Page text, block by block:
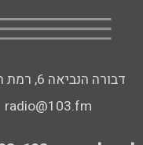
דבורה הנביאה 6, רמת השרון
radio@103.fm